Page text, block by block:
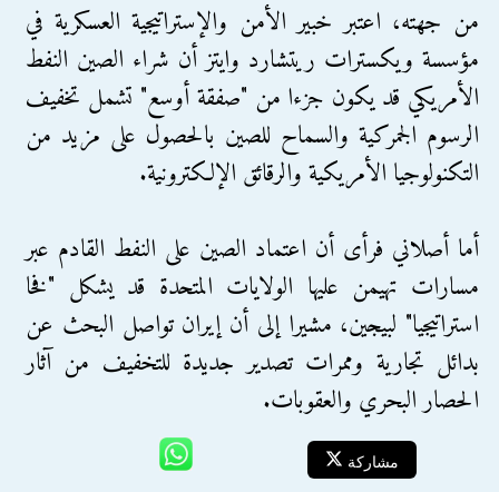
من جهته، اعتبر خبير الأمن والإستراتيجية العسكرية في
مؤسسة ويكسترات ريتشارد وايتز أن شراء الصين النفط
الأمريكي قد يكون جزءا من "صفقة أوسع" تشمل تخفيف
الرسوم الجمركية والسماح للصين بالحصول على مزيد من
التكنولوجيا الأمريكية والرقائق الإلكترونية.
أما أصلاني فرأى أن اعتماد الصين على النفط القادم عبر
مسارات تهيمن عليها الولايات المتحدة قد يشكل "فخا
استراتيجيا" لبيجين، مشيرا إلى أن إيران تواصل البحث عن
بدائل تجارية وممرات تصدير جديدة للتخفيف من آثار
الحصار البحري والعقوبات.
مشاركة